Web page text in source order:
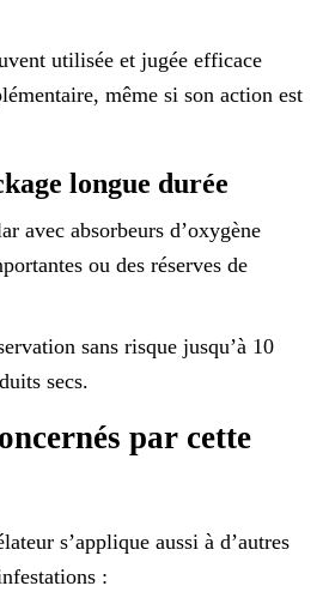
utilisée et jugée efficace
même si son action est
longue durée
avec absorbeurs d’oxygène
ou des réserves de
sans risque jusqu’à 10
secs.
par cette
s’applique aussi à d’autres
: